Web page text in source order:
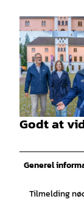
© Rainer Ganske, Stadt
© Rainer Ganske, Stadt
Godt at
Generel
Tilmelding